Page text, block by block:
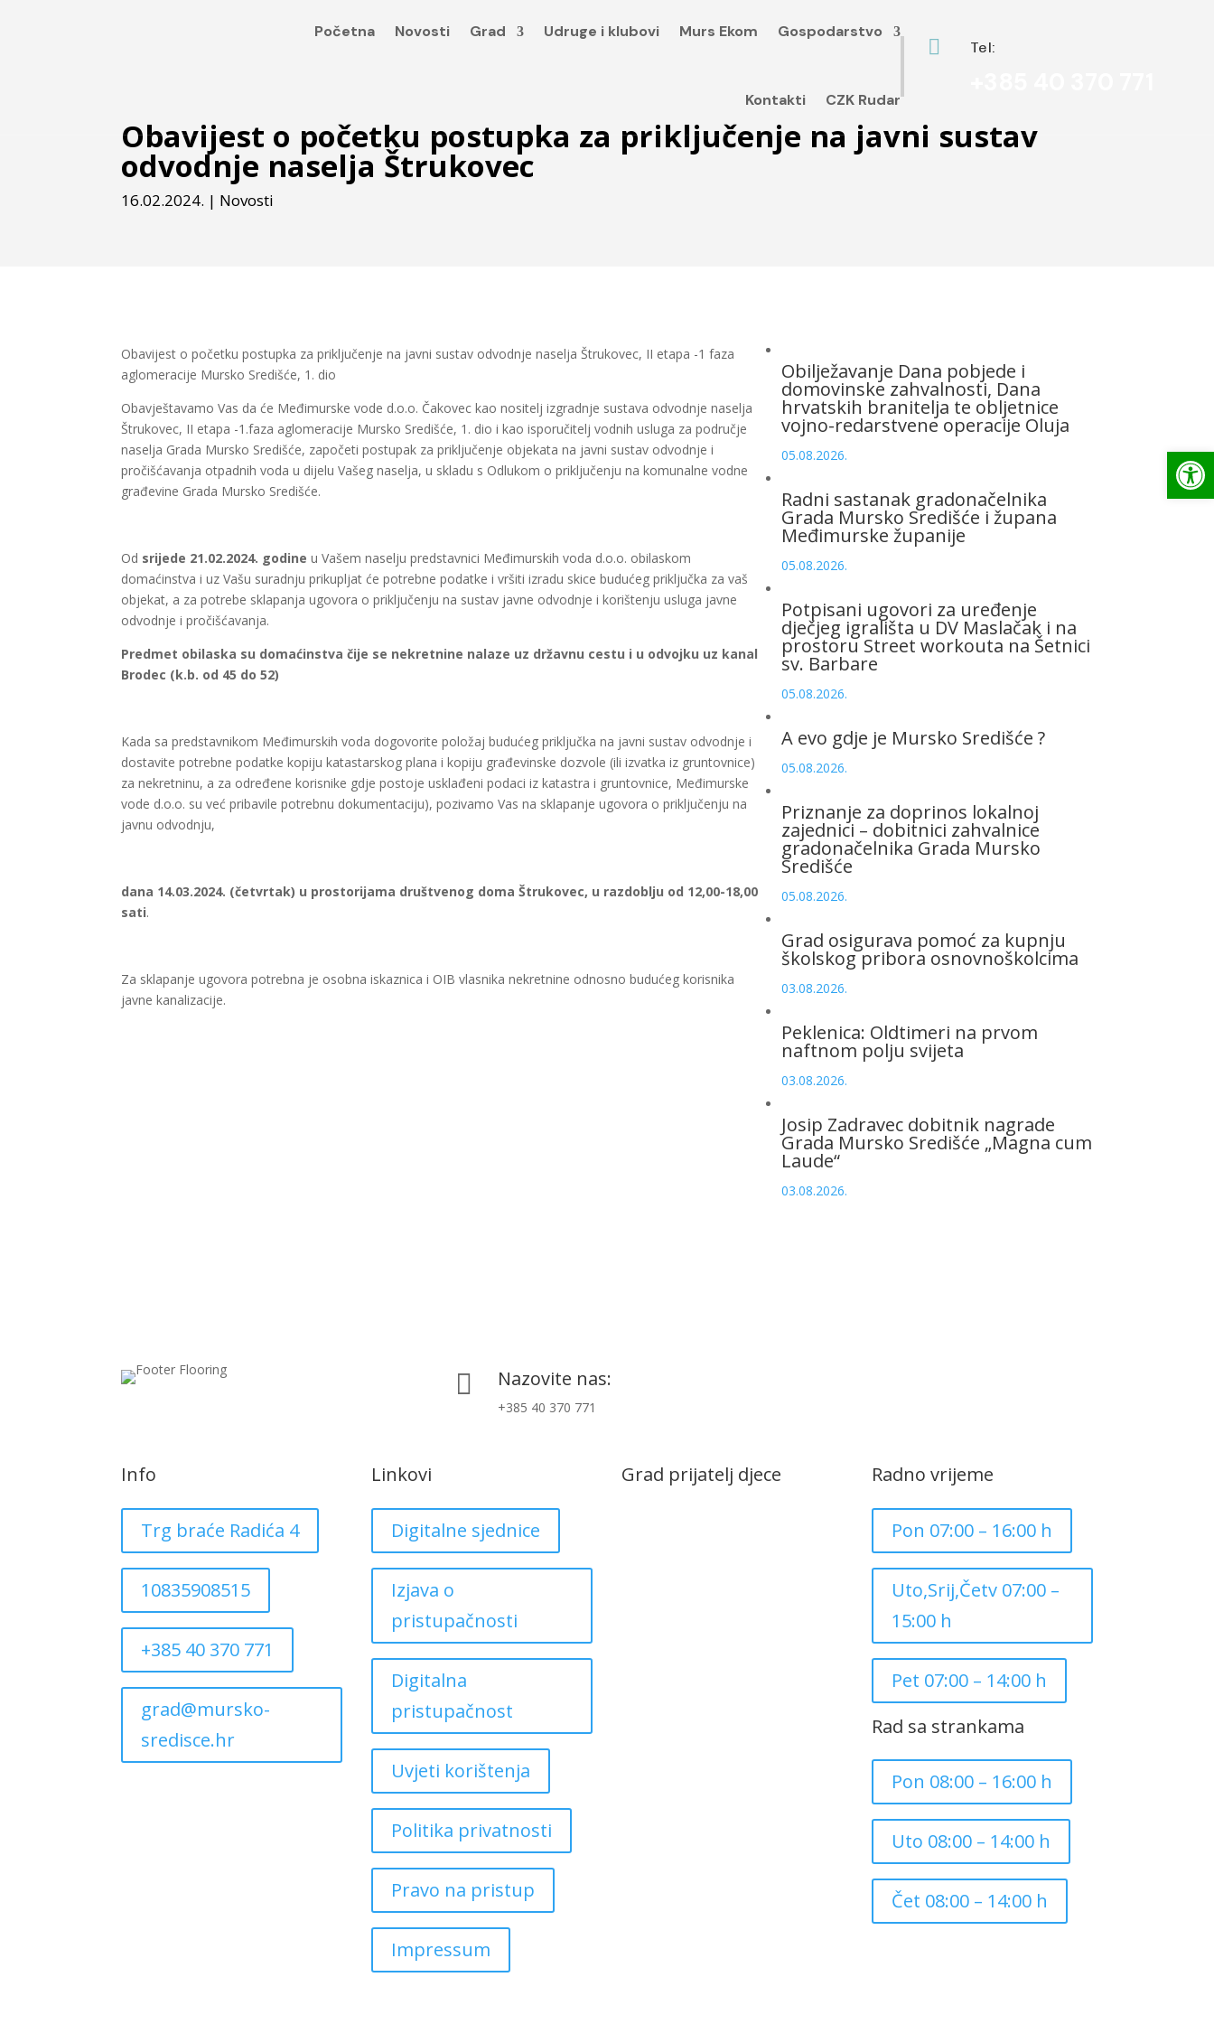
Početna Novosti Grad Udruge i klubovi Murs Ekom Gospodarstvo
Kontakti CZK Rudar
 Tel:
Obavijest o početku postupka za priključenje na javni sustav
odvodnje naselja Štrukovec
16.02.2024. | Novosti
Obavijest o početku postupka za priključenje na javni sustav odvodnje naselja Štrukovec, II etapa -1 faza
aglomeracije Mursko Središće, 1. dio
Obavještavamo Vas da će Međimurske vode d.o.o. Čakovec kao nositelj izgradnje sustava odvodnje naselja
Štrukovec, II etapa -1.faza aglomeracije Mursko Središće, 1. dio i kao isporučitelj vodnih usluga za područje
naselja Grada Mursko Središće, započeti postupak za priključenje objekata na javni sustav odvodnje i
pročišćavanja otpadnih voda u dijelu Vašeg naselja, u skladu s Odlukom o priključenju na komunalne vodne
građevine Grada Mursko Središće.
Od srijede 21.02.2024. godine u Vašem naselju predstavnici Međimurskih voda d.o.o. obilaskom
domaćinstva i uz Vašu suradnju prikupljat će potrebne podatke i vršiti izradu skice budućeg priključka za vaš
objekat, a za potrebe sklapanja ugovora o priključenju na sustav javne odvodnje i korištenju usluga javne
odvodnje i pročišćavanja.
Predmet obilaska su domaćinstva čije se nekretnine nalaze uz državnu cestu i u odvojku uz kanal
Brodec (k.b. od 45 do 52)
Kada sa predstavnikom Međimurskih voda dogovorite položaj budućeg priključka na javni sustav odvodnje i
dostavite potrebne podatke kopiju katastarskog plana i kopiju građevinske dozvole (ili izvatka iz gruntovnice)
za nekretninu, a za određene korisnike gdje postoje usklađeni podaci iz katastra i gruntovnice, Međimurske
vode d.o.o. su već pribavile potrebnu dokumentaciju), pozivamo Vas na sklapanje ugovora o priključenju na
javnu odvodnju,
dana 14.03.2024. (četvrtak) u prostorijama društvenog doma Štrukovec, u razdoblju od 12,00-18,00
sati.
Za sklapanje ugovora potrebna je osobna iskaznica i OIB vlasnika nekretnine odnosno budućeg korisnika
javne kanalizacije.
Obilježavanje Dana pobjede i
domovinske zahvalnosti, Dana
hrvatskih branitelja te obljetnice
vojno-redarstvene operacije Oluja
05.08.2026.
Radni sastanak gradonačelnika
Grada Mursko Središće i župana
Međimurske županije
05.08.2026.
Potpisani ugovori za uređenje
dječjeg igrališta u DV Maslačak i na
prostoru Street workouta na Šetnici
sv. Barbare
05.08.2026.
A evo gdje je Mursko Središće ?
05.08.2026.
Priznanje za doprinos lokalnoj
zajednici – dobitnici zahvalnice
gradonačelnika Grada Mursko
Središće
05.08.2026.
Grad osigurava pomoć za kupnju
školskog pribora osnovnoškolcima
03.08.2026.
Peklenica: Oldtimeri na prvom
naftnom polju svijeta
03.08.2026.
Josip Zadravec dobitnik nagrade
Grada Mursko Središće „Magna cum
Laude“
03.08.2026.
 Nazovite nas:
+385 40 370 771
Info
Trg braće Radića 4
10835908515
+385 40 370 771
grad@mursko-
sredisce.hr
Linkovi
Digitalne sjednice
Izjava o
pristupačnosti
Digitalna
pristupačnost
Uvjeti korištenja
Politika privatnosti
Pravo na pristup
Impressum
Grad prijatelj djece Radno vrijeme
Pon 07:00 – 16:00 h
Uto,Srij,Četv 07:00 –
15:00 h
Pet 07:00 – 14:00 h
Rad sa strankama
Pon 08:00 – 16:00 h
Uto 08:00 – 14:00 h
Čet 08:00 – 14:00 h